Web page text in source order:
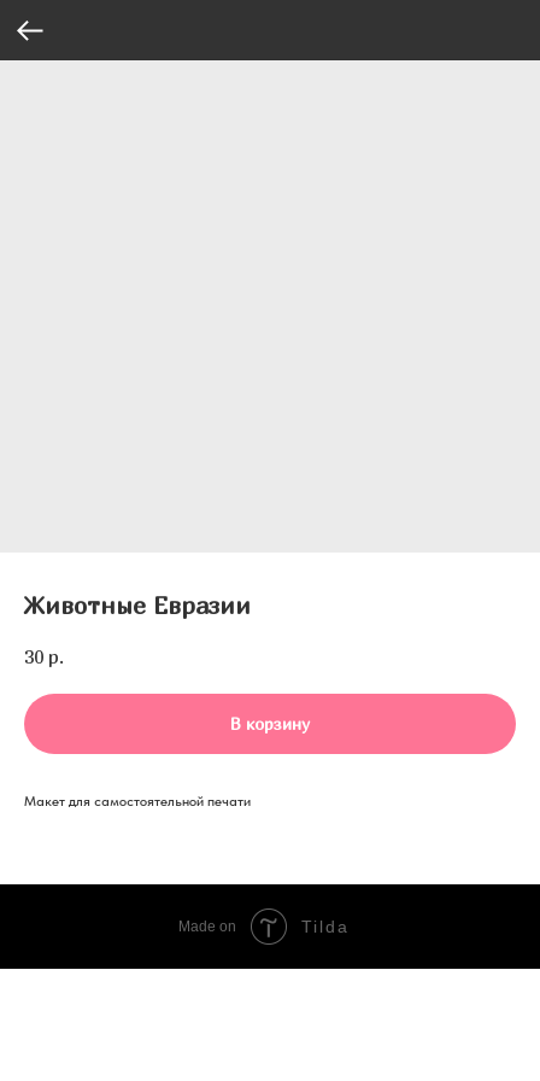
Животные Евразии
30 р.
В корзину
Макет для самостоятельной печати
Made on Tilda